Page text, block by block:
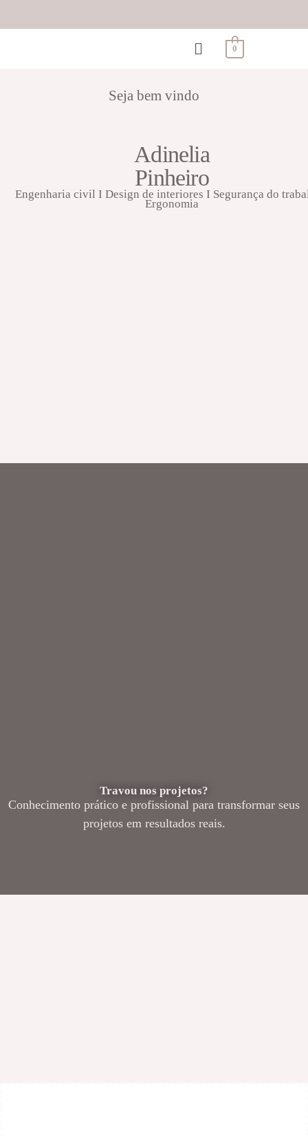
0
Seja bem vindo
Adinelia
Pinheiro
Engenharia civil I Design de interiores I Segurança do
Ergonomia
Travou nos projetos?
Conhecimento prático e profissional para transformar seus
projetos em resultados reais.